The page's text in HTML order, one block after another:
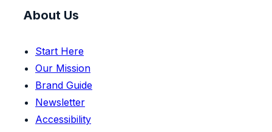
About Us
Start Here
Our Mission
Brand Guide
Newsletter
Accessibility